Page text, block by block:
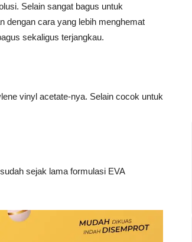
Selain sangat bagus untuk
dengan cara yang lebih menghemat
sekaligus terjangkau.
vinyl acetate-nya. Selain cocok untuk
sejak lama formulasi EVA